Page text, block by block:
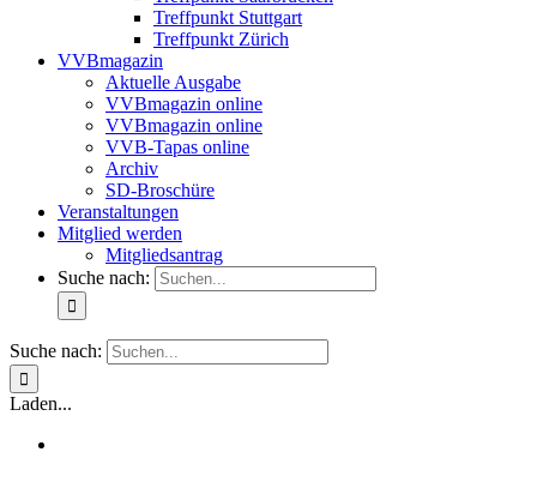
Treffpunkt Stuttgart
Treffpunkt Zürich
VVBmagazin
Aktuelle Ausgabe
VVBmagazin online
VVBmagazin online
VVB-Tapas online
Archiv
SD-Broschüre
Veranstaltungen
Mitglied werden
Mitgliedsantrag
Suche nach:
Suche nach:
Laden...